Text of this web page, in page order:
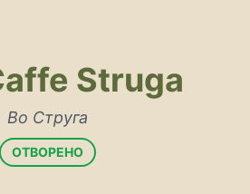
Struga
Во Струга
ОТВОРЕНО